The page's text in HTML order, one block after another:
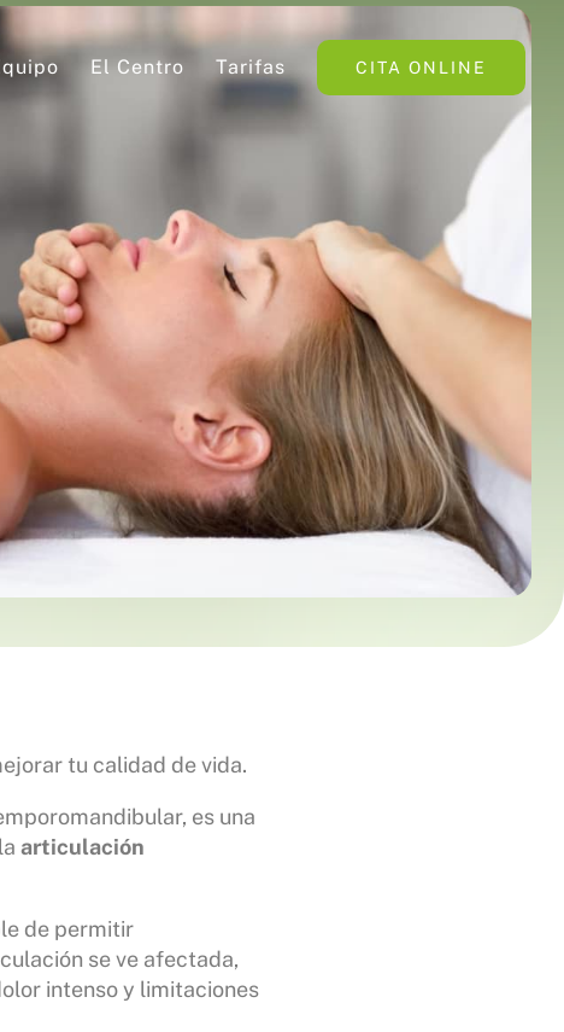
El Centro Tarifas CITA ONLINE
tu calidad de vida.
es una
articulación
de permitir
se ve afectada,
intenso y limitaciones